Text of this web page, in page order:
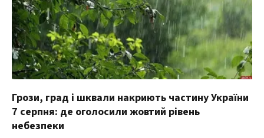
Грози, град і шквали накриють частину України
7 серпня: де оголосили жовтий рівень
небезпеки